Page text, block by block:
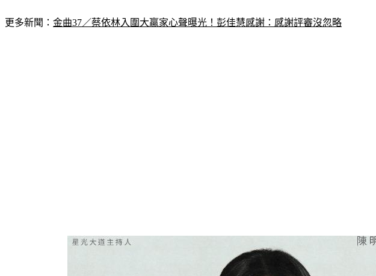
更多新聞： 金曲37／蔡依林入圍大贏家心聲曝光！彭佳慧感謝：感謝評審沒忽略